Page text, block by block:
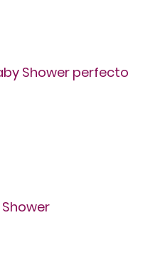
Shower perfecto